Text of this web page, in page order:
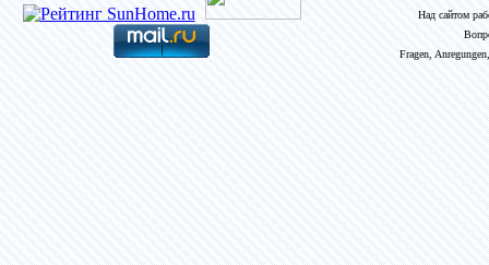
Над сайтом
Fragen,